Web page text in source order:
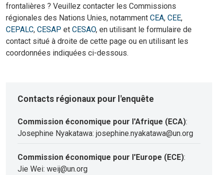
frontalières ? Veuillez contacter les Commissions
régionales des Nations Unies, notamment CEA, CEE,
CEPALC, CESAP et CESAO, en utilisant le formulaire de
contact situé à droite de cette page ou en utilisant les
coordonnées indiquées ci-dessous.
Contacts régionaux pour l'enquête
Commission économique pour l'Afrique (ECA):
Josephine Nyakatawa: josephine.nyakatawa@un.org
Commission économique pour l'Europe (ECE):
Jie Wei: weij@un.org